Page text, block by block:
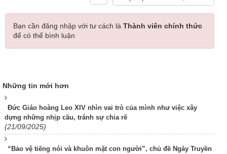
Bạn cần đăng nhập với tư cách là Thành viên chính thức
để có thể bình luận
Những tin mới hơn
Đức Giáo hoàng Leo XIV nhìn vai trò của mình như việc xây
dựng những nhịp cầu, tránh sự chia rẽ
(21/09/2025)
“Bảo vệ tiếng nói và khuôn mặt con người”, chủ đề Ngày Truyền